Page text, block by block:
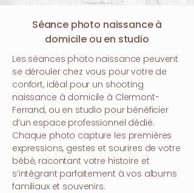
Séance photo naissance à
domicile ou en studio
Les séances photo naissance peuvent
se dérouler chez vous pour votre de
confort, idéal pour un shooting
naissance à domicile à Clermont-
Ferrand, ou en studio pour bénéficier
d’un espace professionnel dédié.
Chaque photo capture les premières
expressions, gestes et sourires de votre
bébé, racontant votre histoire et
s’intégrant parfaitement à vos albums
familiaux et souvenirs.